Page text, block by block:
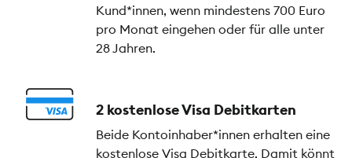
Kund*innen, wenn mindestens 700 Euro
pro Monat eingehen oder für alle unter
28 Jahren.
2 kostenlose Visa Debitkarten
Beide Kontoinhaber*innen erhalten eine
kostenlose Visa Debitkarte. Damit könnt